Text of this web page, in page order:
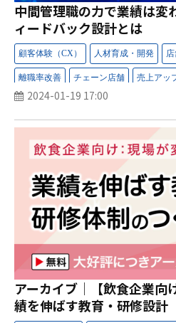
中間管理職の力で業績は変
ィードバック設計とは
2024-01-19 17:00
アーカイブ│【飲食企業向
績を伸ばす教育・研修設計